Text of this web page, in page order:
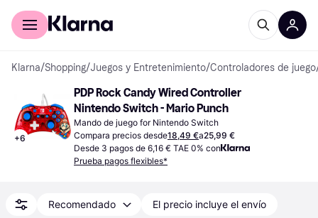
Comprar con Klarna
Klarna/Shopping/Juegos y Entretenimiento/Controladores de juego
+6
PDP Rock Candy Wired Controller
Nintendo Switch - Mario Punch
Mando de juego for Nintendo Switch
Compara precios desde18,49 €a25,99 €
Desde 3 pagos de 6,16 € TAE 0% con
Prueba pagos flexibles*
Recomendado El precio incluye el envío